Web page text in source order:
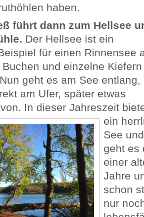
haben.
führt dann zum Hellsee
Der Hellsee ist ein
für einen Rinnensee
und einzelne Kiefern
geht es am See entlang,
am Ufer, später etwas
In dieser Jahreszeit biet
ein
See
geht es
einer
Jahre
schon
nur